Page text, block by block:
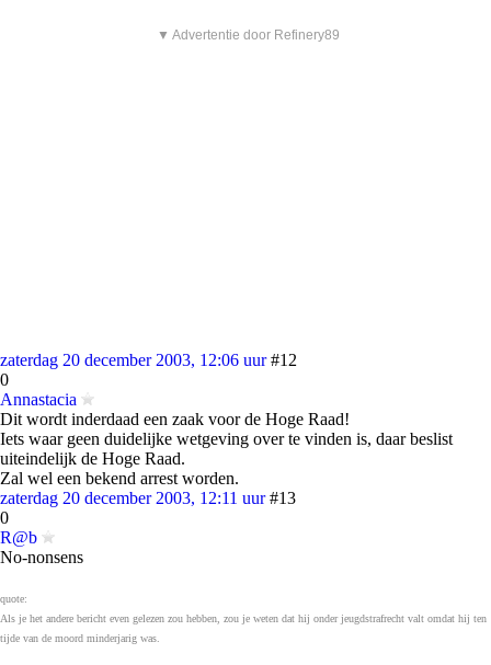
▼ Advertentie door Refinery89
zaterdag 20 december 2003, 12:06 uur #12
0
Annastacia
Dit wordt inderdaad een zaak voor de Hoge Raad!
Iets waar geen duidelijke wetgeving over te vinden is, daar beslist
uiteindelijk de Hoge Raad.
Zal wel een bekend arrest worden.
zaterdag 20 december 2003, 12:11 uur #13
0
R@b
No-nonsens
quote:
Als je het andere bericht even gelezen zou hebben, zou je weten dat hij onder jeugdstrafrecht valt omdat hij ten
tijde van de moord minderjarig was.